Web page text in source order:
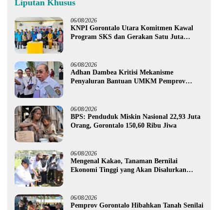
Liputan Khusus
06/08/2026
KNPI Gorontalo Utara Komitmen Kawal
Program SKS dan Gerakan Satu Juta
06/08/2026
Adhan Dambea Kritisi Mekanisme
Penyaluran Bantuan UMKM Pemprov
06/08/2026
BPS: Penduduk Miskin Nasional 22,93 Juta
Orang, Gorontalo 150,60 Ribu Jiwa
06/08/2026
Mengenal Kakao, Tanaman Bernilai
Ekonomi Tinggi yang Akan Disalurkan
06/08/2026
Pemprov Gorontalo Hibahkan Tanah Senilai